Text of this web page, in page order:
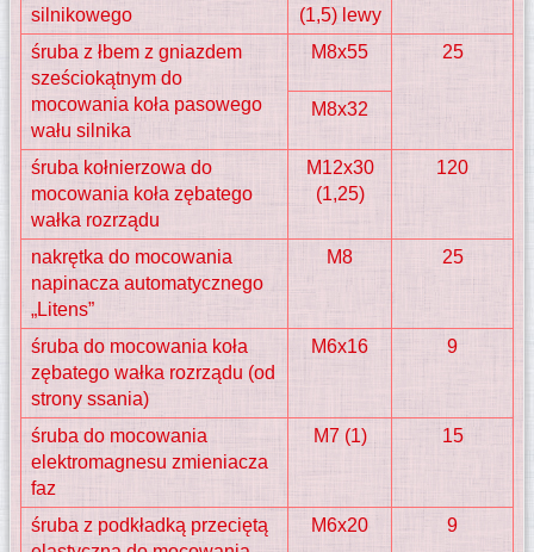
silnikowego
(1,5) lewy
śruba z łbem z gniazdem
sześciokątnym do
mocowania koła pasowego
wału silnika
M8x55 25
M8x32
śruba kołnierzowa do
mocowania koła zębatego
wałka rozrządu
M12x30
(1,25)
120
nakrętka do mocowania
napinacza automatycznego
„Litens”
M8 25
śruba do mocowania koła
zębatego wałka rozrządu (od
strony ssania)
M6x16 9
śruba do mocowania
elektromagnesu zmieniacza
faz
M7 (1) 15
śruba z podkładką przeciętą
M6x20 9